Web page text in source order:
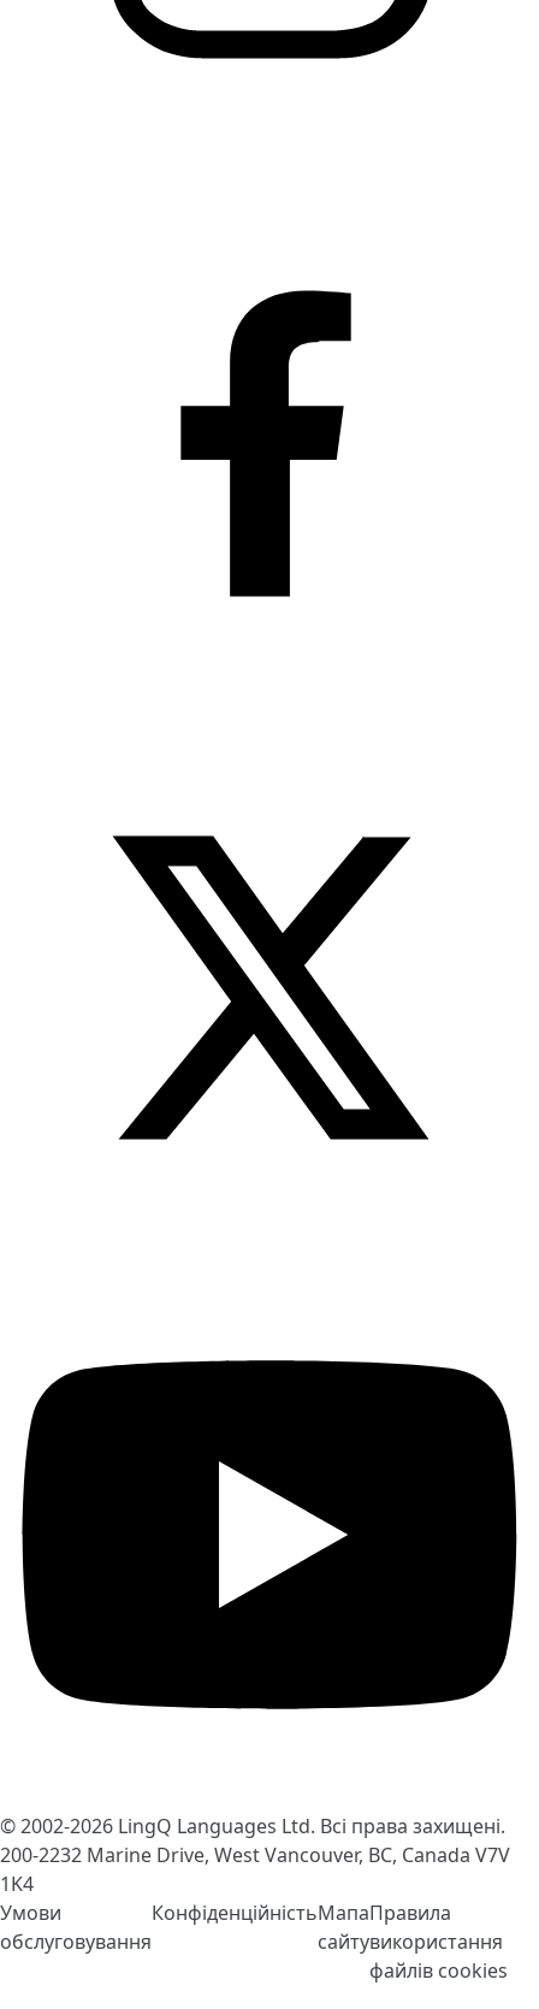
© 2002-2026 LingQ Languages Ltd. Всі права захищені.
200-2232 Marine Drive, West Vancouver, BC, Canada V7V
1K4
Умови
обслуговування
КонфіденційністьМапа
сайту
Правила
використання
файлів cookies